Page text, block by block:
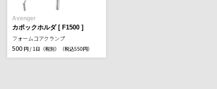
Avenger
カポックホルダ [ F1500 ]
フォームコアクランプ
500 円 / 1日（税別） （税込550円）